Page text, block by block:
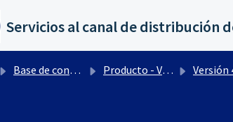
Base de conocimientos Producto - Versiones Versión